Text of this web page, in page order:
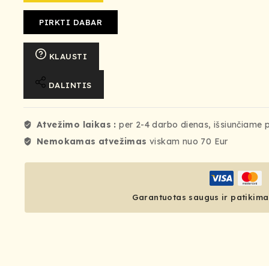
PIRKTI DABAR
KLAUSTI
DALINTIS
Atvežimo laikas :per 2-4 darbo dienas, išsiunčiame
Nemokamas atvežimas viskam nuo 70 Eur
Garantuotas saugus ir